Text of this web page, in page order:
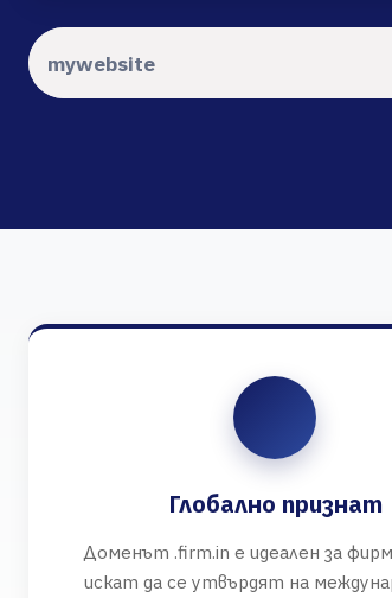
Глобално признат
Доменът .firm.in е идеален за
искат да се утвърдят на